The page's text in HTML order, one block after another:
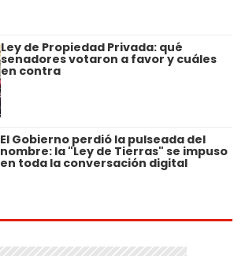
Ley de Propiedad Privada: qué
senadores votaron a favor y cuáles
en contra
El Gobierno perdió la pulseada del
nombre: la "Ley de Tierras" se impuso
en toda la conversación digital